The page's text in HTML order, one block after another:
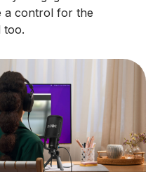
a control for the
too.